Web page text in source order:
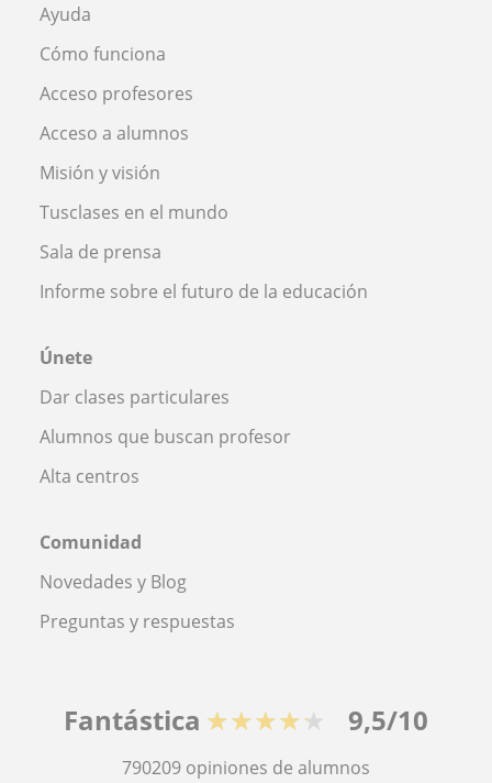
Ayuda
Cómo funciona
Acceso profesores
Acceso a alumnos
Misión y visión
Tusclases en el mundo
Sala de prensa
Informe sobre el futuro de la educación
Únete
Dar clases particulares
Alumnos que buscan profesor
Alta centros
Comunidad
Novedades y Blog
Preguntas y respuestas
Fantástica ★★★★★ 9,5/10
790209 opiniones de alumnos